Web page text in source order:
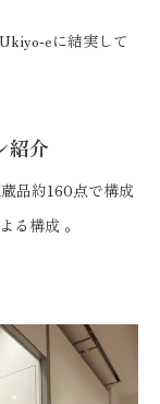
に結実して
紹介
品約160点で構成
る構成 。